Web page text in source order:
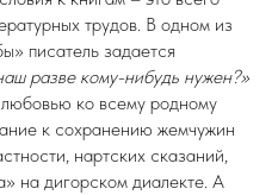
трудов. В одном из
писатель задается
разве кому-нибудь нужен?»
ко всему родному
к сохранению жемчужин
нартских сказаний,
на дигорском диалекте. А